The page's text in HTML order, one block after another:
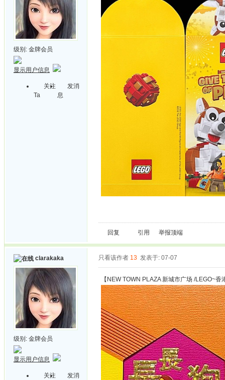
级别: 金牌会员
显示用户信息
关注
Ta
发消
息
回复 引用 举报顶端
clarakaka
级别: 金牌会员
显示用户信息
关注
发消
只看该作者 13 发表于: 07-07
【NEW TOWN PLAZA 新城市广场 /LEGO~香